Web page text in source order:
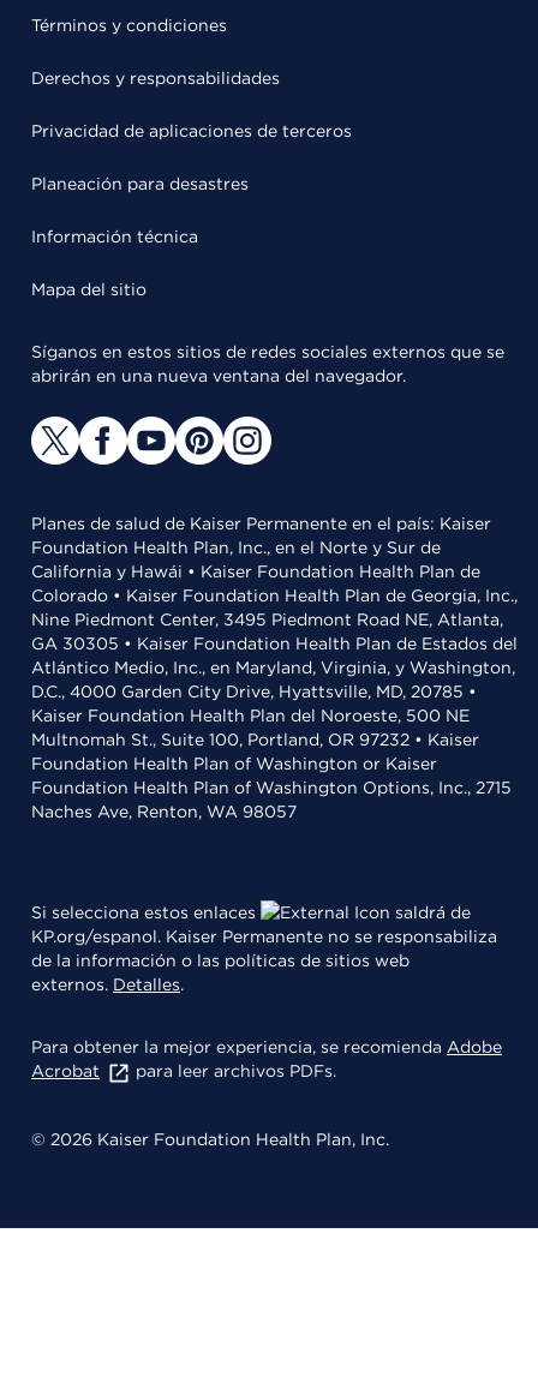
Términos y condiciones
Derechos y responsabilidades
Privacidad de aplicaciones de terceros
Planeación para desastres
Información técnica
Mapa del sitio
Síganos en estos sitios de redes sociales externos que se
abrirán en una nueva ventana del navegador.
Planes de salud de Kaiser Permanente en el país: Kaiser
Foundation Health Plan, Inc., en el Norte y Sur de
California y Hawái • Kaiser Foundation Health Plan de
Colorado • Kaiser Foundation Health Plan de Georgia, Inc.,
Nine Piedmont Center, 3495 Piedmont Road NE, Atlanta,
GA 30305 • Kaiser Foundation Health Plan de Estados del
Atlántico Medio, Inc., en Maryland, Virginia, y Washington,
D.C., 4000 Garden City Drive, Hyattsville, MD, 20785 •
Kaiser Foundation Health Plan del Noroeste, 500 NE
Multnomah St., Suite 100, Portland, OR 97232 • Kaiser
Foundation Health Plan of Washington or Kaiser
Foundation Health Plan of Washington Options, Inc., 2715
Naches Ave, Renton, WA 98057
Si selecciona estos enlaces
saldrá de
KP.org/espanol. Kaiser Permanente no se responsabiliza
de la información o las políticas de sitios web
externos. Detalles.
Para obtener la mejor experiencia, se recomienda Adobe
Acrobat
para leer archivos PDFs.
© 2026 Kaiser Foundation Health Plan, Inc.